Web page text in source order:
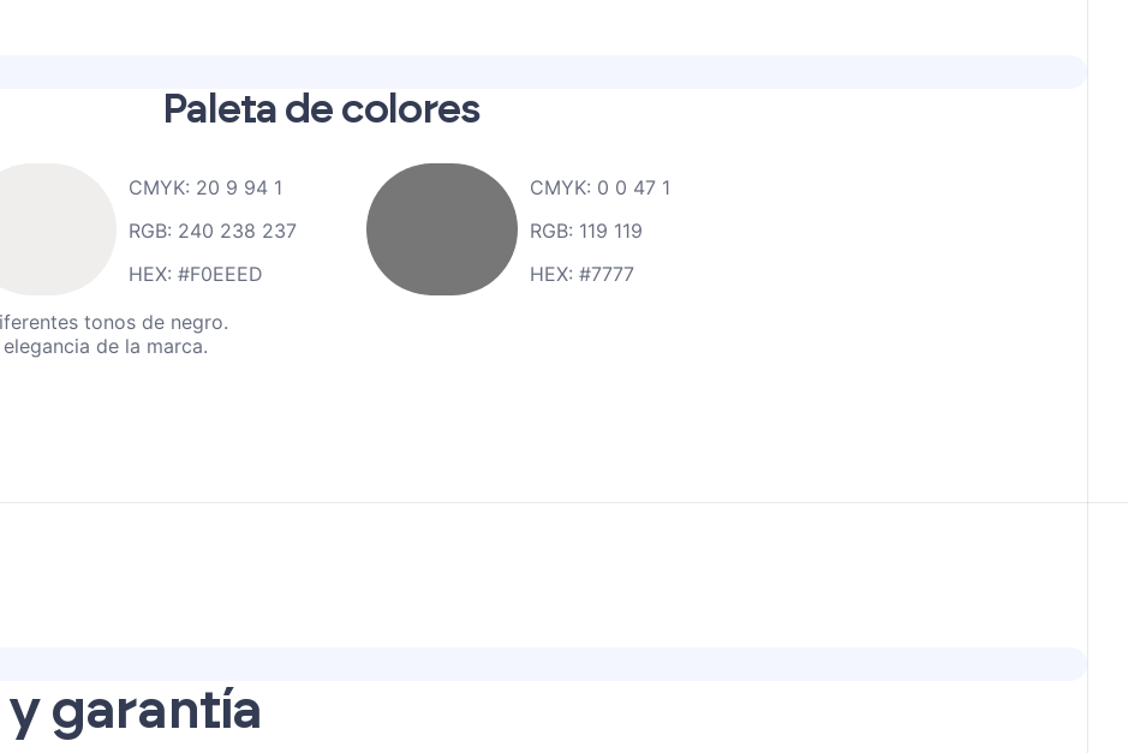
Paleta de colores
CMYK: 20 9 94 1
RGB: 240 238 237
HEX: #F0EEED
CMYK: 0 0 47 1
RGB: 119 119
HEX: #7777
tonos de negro.
de la marca.
garantía